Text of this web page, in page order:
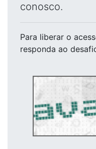
conosco.
Para liberar o
responda ao